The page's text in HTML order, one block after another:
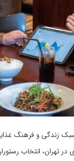
زندگی و فرهنگ
در تهران، انتخاب